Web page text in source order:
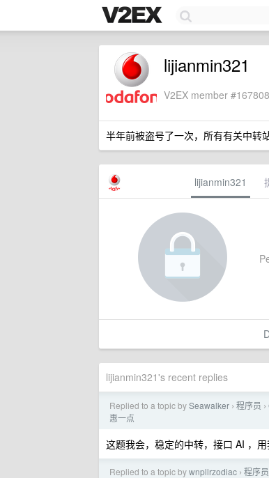
lijianmin321
V2EX member
半年前被盗号了一次，所有有关中转
lijianmin321
lijianmin321's recent replies
Replied to a topic bySeawalker › 程序员 ›
惠一点
这题我会，稳定的中转，接口 AI ，
Replied to a topic bywnpllrzodiac › 程序员